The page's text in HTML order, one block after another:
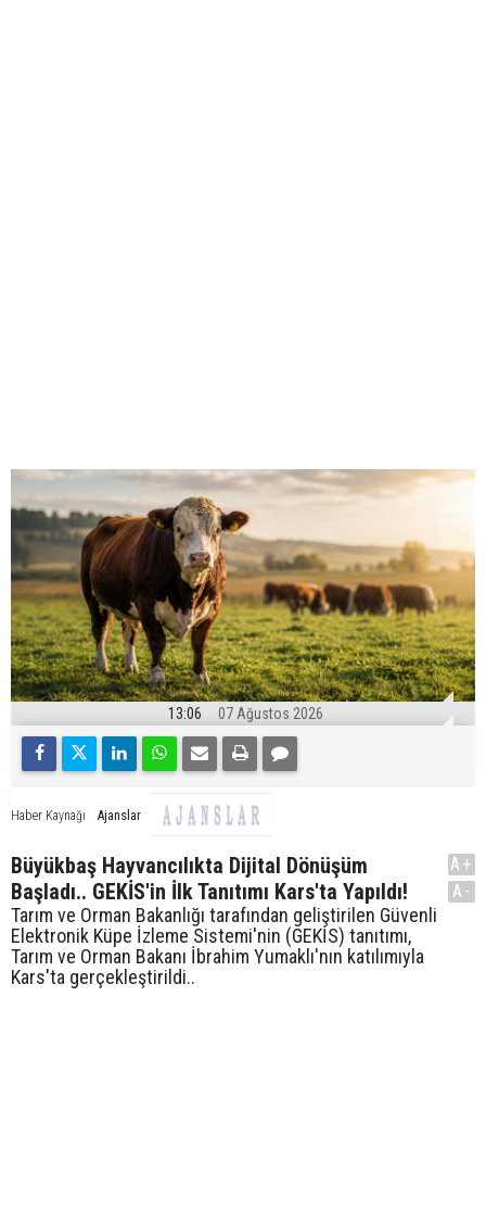
13:06 07 Ağustos 2026
Haber Kaynağı Ajanslar
Büyükbaş Hayvancılıkta Dijital Dönüşüm
Başladı.. GEKİS'in İlk Tanıtımı Kars'ta Yapıldı!
Tarım ve Orman Bakanlığı tarafından geliştirilen Güvenli
Elektronik Küpe İzleme Sistemi'nin (GEKİS) tanıtımı,
Tarım ve Orman Bakanı İbrahim Yumaklı'nın katılımıyla
Kars'ta gerçekleştirildi..
A+
A-